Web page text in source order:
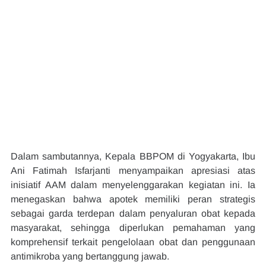
Dalam sambutannya, Kepala BBPOM di Yogyakarta, Ibu
Ani Fatimah Isfarjanti menyampaikan apresiasi atas
inisiatif AAM dalam menyelenggarakan kegiatan ini. Ia
menegaskan bahwa apotek memiliki peran strategis
sebagai garda terdepan dalam penyaluran obat kepada
masyarakat, sehingga diperlukan pemahaman yang
komprehensif terkait pengelolaan obat dan penggunaan
antimikroba yang bertanggung jawab.